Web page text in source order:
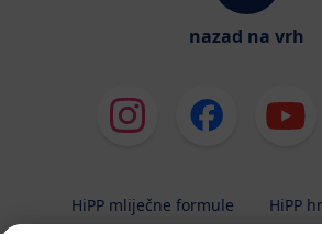
nazad na vrh
HiPP mliječne formule
HiPP